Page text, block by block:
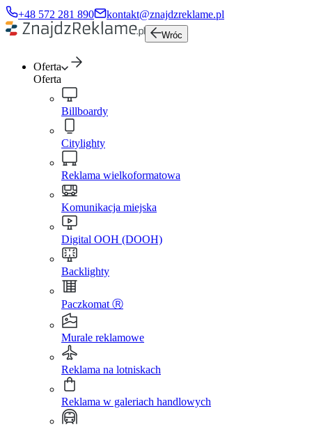
+48 572 281 890 kontakt@znajdzreklame.pl
Wróc
Oferta
Oferta
Billboardy
Citylighty
Reklama wielkoformatowa
Komunikacja miejska
Digital OOH (DOOH)
Backlighty
Paczkomat Ⓡ
Murale reklamowe
Reklama na lotniskach
Reklama w galeriach handlowych